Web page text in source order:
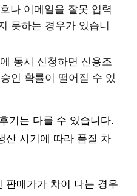
나 이메일을 잘못 입력
못하는 경우가 있습니
동시 신청하면 신용조
인 확률이 떨어질 수 있
기는 다를 수 있습니다.
산 시기에 따라 품질 차
판매가가 차이 나는 경우